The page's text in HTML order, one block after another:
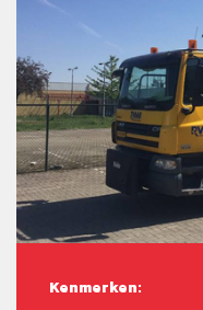
Kenmerken: